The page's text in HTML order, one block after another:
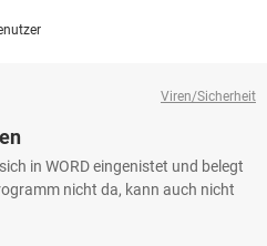
Viren/Sicherheit
in WORD eingenistet und belegt
nicht da, kann auch nicht